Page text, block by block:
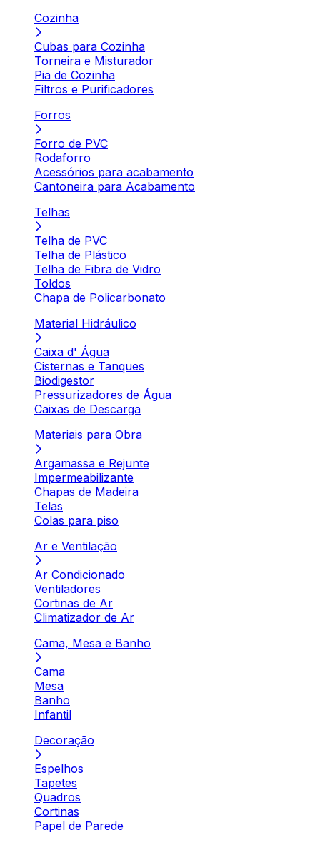
Cozinha
Cubas para Cozinha
Torneira e Misturador
Pia de Cozinha
Filtros e Purificadores
Forros
Forro de PVC
Rodaforro
Acessórios para acabamento
Cantoneira para Acabamento
Telhas
Telha de PVC
Telha de Plástico
Telha de Fibra de Vidro
Toldos
Chapa de Policarbonato
Material Hidráulico
Caixa d' Água
Cisternas e Tanques
Biodigestor
Pressurizadores de Água
Caixas de Descarga
Materiais para Obra
Argamassa e Rejunte
Impermeabilizante
Chapas de Madeira
Telas
Colas para piso
Ar e Ventilação
Ar Condicionado
Ventiladores
Cortinas de Ar
Climatizador de Ar
Cama, Mesa e Banho
Cama
Mesa
Banho
Infantil
Decoração
Espelhos
Tapetes
Quadros
Cortinas
Papel de Parede